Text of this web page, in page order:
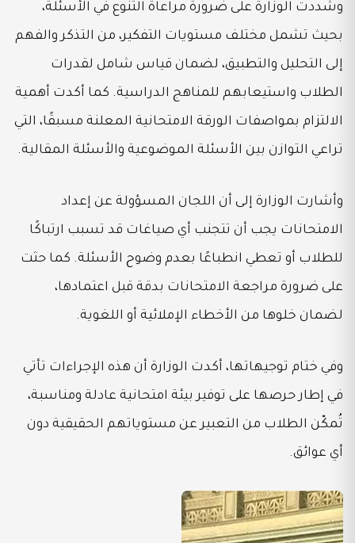
وشددت الوزارة على ضرورة مراعاة التنوع في الأسئلة،
بحيث تشمل مختلف مستويات التفكير، من التذكر والفهم
إلى التحليل والتطبيق، لضمان قياس شامل لقدرات
الطلاب واستيعابهم للمناهج الدراسية. كما أكدت أهمية
الالتزام بمواصفات الورقة الامتحانية المعلنة مسبقًا، التي
تراعي التوازن بين الأسئلة الموضوعية والأسئلة المقالية.
وأشارت الوزارة إلى أن اللجان المسؤولة عن إعداد
الامتحانات يجب أن تتجنب أي صياغات قد تسبب ارتباكًا
للطلاب أو تعطي انطباعًا بعدم وضوح الأسئلة. كما حثت
على ضرورة مراجعة الامتحانات بدقة قبل اعتمادها،
لضمان خلوها من الأخطاء الإملائية أو اللغوية.
وفي ختام توجيهاتها، أكدت الوزارة أن هذه الإجراءات تأتي
في إطار حرصها على توفير بيئة امتحانية عادلة ومناسبة،
تُمكّن الطلاب من التعبير عن مستوياتهم الحقيقية دون
أي عوائق.